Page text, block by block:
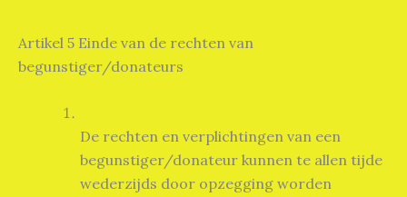
Artikel 5 Einde van de rechten van
begunstiger/donateurs
De rechten en verplichtingen van een
begunstiger/donateur kunnen te allen tijde
wederzijds door opzegging worden